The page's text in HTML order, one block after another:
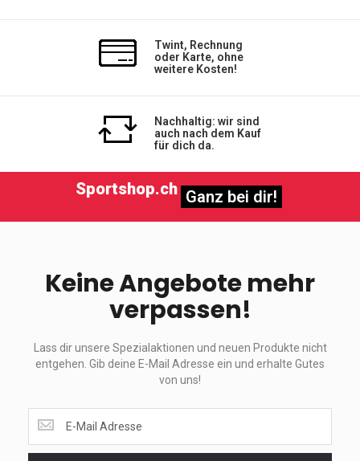
Twint, Rechnung
oder Karte, ohne
weitere Kosten!
Nachhaltig: wir sind
auch nach dem Kauf
für dich da.
Sportshop.ch Ganz bei dir!
Keine Angebote mehr
verpassen!
Lass dir unsere Spezialaktionen und neuen Produkte nicht
entgehen. Gib deine E-Mail Adresse ein und erhalte Gutes
von uns!
dir
unsere